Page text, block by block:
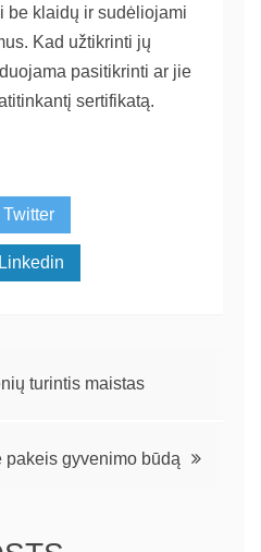
be klaidų ir sudėliojami
Kad užtikrinti jų
pasitikrinti ar jie
sertifikatą.
Twitter
Linkedin
turintis maistas
pakeis gyvenimo būdą